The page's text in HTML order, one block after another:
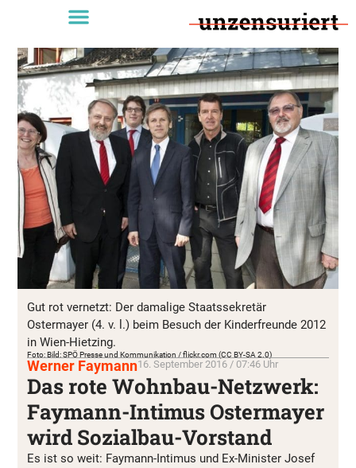
Gut rot vernetzt: Der damalige Staatssekretär
Ostermayer (4. v. l.) beim Besuch der Kinderfreunde 2012
in Wien-Hietzing.
Foto: Bild: SPÖ Presse und Kommunikation / flickr.com (CC BY-SA 2.0)
Werner Faymann16. September 2016 / 07:46 Uhr
Das rote Wohnbau-Netzwerk:
Faymann-Intimus Ostermayer
wird Sozialbau-Vorstand
Es ist so weit: Faymann-Intimus und Ex-Minister Josef